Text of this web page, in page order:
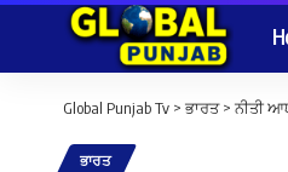
Global Punjab Tv > ਭਾਰਤ> ਨੀਤੀ
ਭਾਰਤ